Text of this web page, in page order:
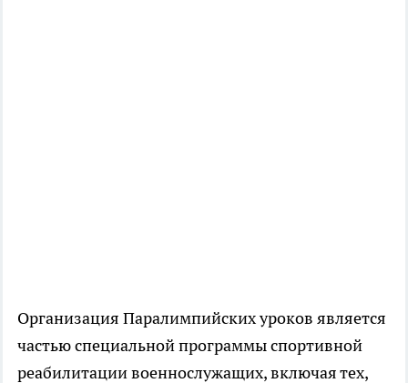
Организация Паралимпийских уроков является
частью специальной программы спортивной
реабилитации военнослужащих, включая тех,